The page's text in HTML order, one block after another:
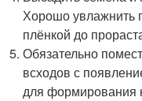
Хорошо увлажнить
плёнкой до
Обязательно
всходов с
для формирования